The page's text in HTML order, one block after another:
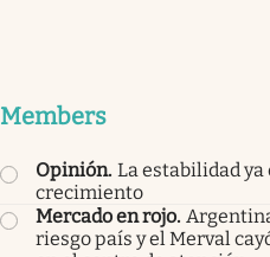
Members
Opinión. La estabilidad
crecimiento
Mercado en rojo.
riesgo país y el Merval